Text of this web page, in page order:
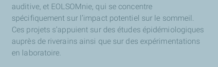
auditive, et EOLSOMnie, qui se concentre
spécifiquement sur l’impact potentiel sur le sommeil.
Ces projets s’appuient sur des études épidémiologiques
auprès de riverains ainsi que sur des expérimentations
en laboratoire.